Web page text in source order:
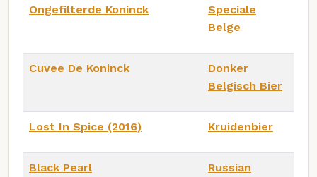
Ongefilterde Koninck
Speciale
Belge
Cuvee De Koninck
Donker
Belgisch Bier
Lost In Spice (2016) Kruidenbier
Black Pearl
Russian